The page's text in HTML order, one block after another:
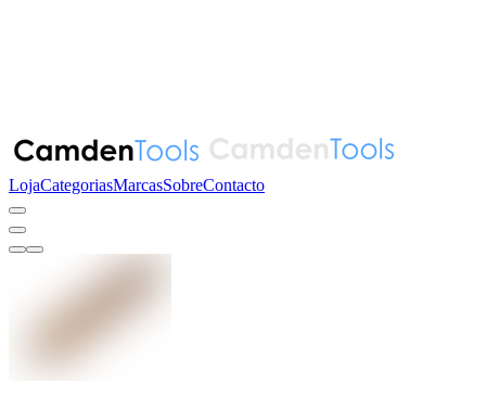
LojaCategoriasMarcasSobreContacto